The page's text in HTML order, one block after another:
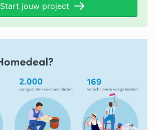
Start jouw project